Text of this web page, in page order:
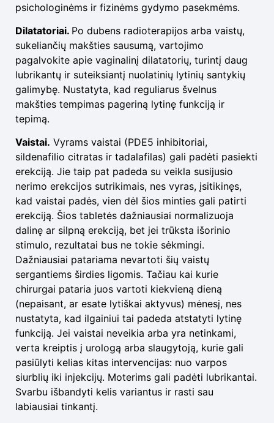
psichologinėms ir fizinėms gydymo pasekmėms.
Dilatatoriai. Po dubens radioterapijos arba vaistų,
sukeliančių makšties sausumą, vartojimo
pagalvokite apie vaginalinį dilatatorių, turintį daug
lubrikantų ir suteiksiantį nuolatinių lytinių santykių
galimybę. Nustatyta, kad reguliarus švelnus
makšties tempimas pageriną lytinę funkciją ir
tepimą.
Vaistai. Vyrams vaistai (PDE5 inhibitoriai,
sildenafilio citratas ir tadalafilas) gali padėti pasiekti
erekciją. Jie taip pat padeda su veikla susijusio
nerimo erekcijos sutrikimais, nes vyras, įsitikinęs,
kad vaistai padės, vien dėl šios minties gali patirti
erekciją. Šios tabletės dažniausiai normalizuoja
dalinę ar silpną erekciją, bet jei trūksta išorinio
stimulo, rezultatai bus ne tokie sėkmingi.
Dažniausiai patariama nevartoti šių vaistų
sergantiems širdies ligomis. Tačiau kai kurie
chirurgai pataria juos vartoti kiekvieną dieną
(nepaisant, ar esate lytiškai aktyvus) mėnesį, nes
nustatyta, kad ilgainiui tai padeda atstatyti lytinę
funkciją. Jei vaistai neveikia arba yra netinkami,
verta kreiptis į urologą arba slaugytoją, kurie gali
pasiūlyti kelias kitas intervencijas: nuo varpos
siurblių iki injekcijų. Moterims gali padėti lubrikantai.
Svarbu išbandyti kelis variantus ir rasti sau
labiausiai tinkantį.